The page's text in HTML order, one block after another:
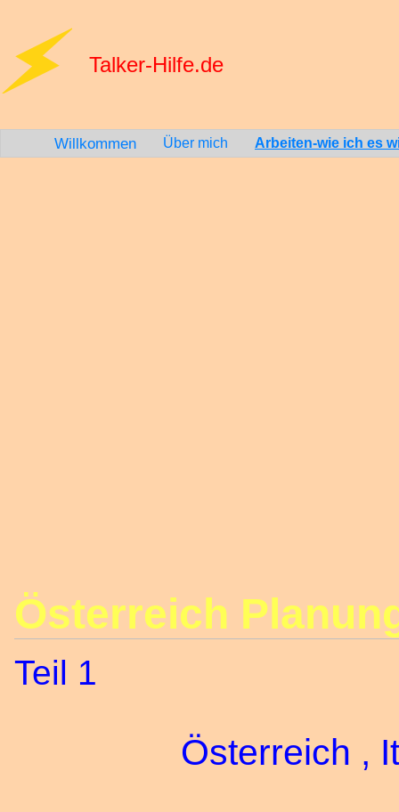
Talker-Hilfe.de
Willkommen Über mich Arbeiten-wie ich es
Österreich
Teil 1
Österreich ,